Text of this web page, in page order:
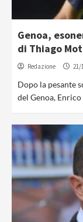
Genoa,
di Thiago
Redazione 21/
Dopo la pesante
del Genoa,